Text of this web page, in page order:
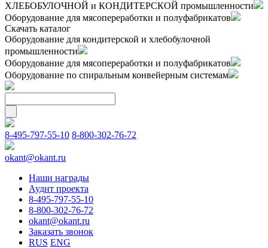
ХЛЕБОБУЛОЧНОЙ и КОНДИТЕРСКОЙ промышленности
Оборудование для мясопереработки и полуфабрикатов
Скачать каталог
Оборудование для кондитерской и хлебобулочной
промышленности
Оборудование для мясопереработки и полуфабрикатов
Оборудование по спиральным конвейерным системам
8-495-797-55-10 8-800-302-76-72
okant@okant.ru
Наши награды
Аудит проекта
8-495-797-55-10
8-800-302-76-72
okant@okant.ru
Заказать звонок
RUS ENG